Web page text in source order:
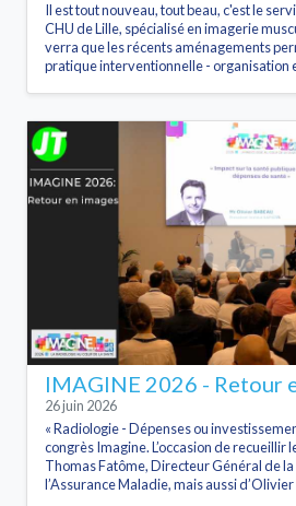
Il est tout nouveau, tout beau, c'est le
CHU de Lille, spécialisé en imagerie
verra que les récents aménagements
pratique interventionnelle - organisation
IMAGINE 2026 - Retour
26 juin 2026
« Radiologie - Dépenses ou
congrès Imagine. L’occasion de recueillir
Thomas Fatôme, Directeur Général de
l’Assurance Maladie, mais aussi